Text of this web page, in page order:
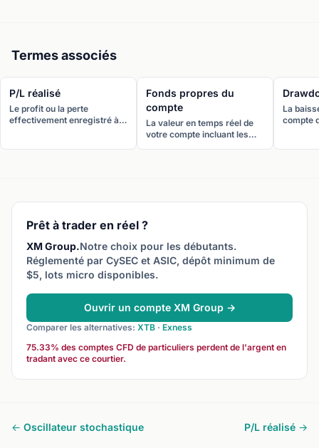
Termes associés
P/L réalisé
Le profit ou la perte
effectivement enregistré à
Fonds propres du
compte
La valeur en temps réel de
votre compte incluant les
disponible.
La
compte
de
Prêt à trader en réel ?
XM Group.Notre choix pour les débutants.
Réglementé par CySEC et ASIC, dépôt minimum de
$5, lots micro disponibles.
Ouvrir un compte XM Group →
Comparer les alternatives: XTB · Exness
75.33% des comptes CFD de particuliers perdent de l'argent en
tradant avec ce courtier.
← Oscillateur stochastique P/L réalisé →